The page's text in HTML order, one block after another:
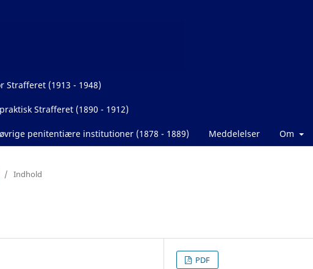
Strafferet (1913 - 1948)
Strafferet (1890 - 1912)
penitentiære institutioner (1878 - 1889) Meddelelser Om
/ Indhold
PDF